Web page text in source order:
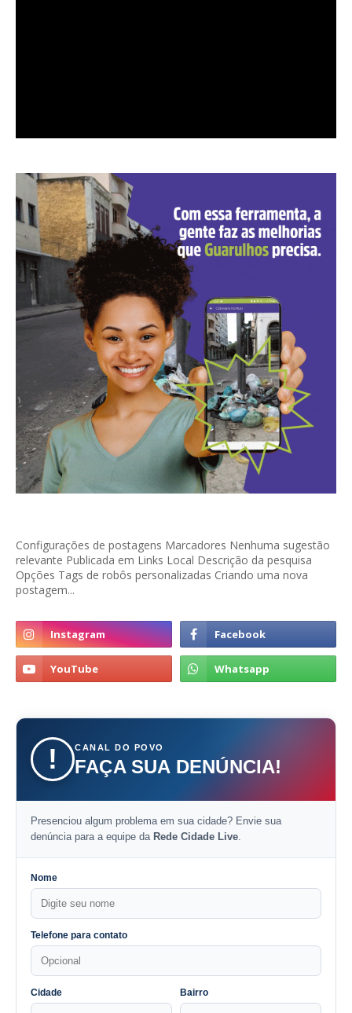
Configurações de postagens Marcadores Nenhuma sugestão
relevante Publicada em Links Local Descrição da pesquisa
Opções Tags de robôs personalizadas Criando uma nova
postagem...
! CANAL DO POVO
FAÇA SUA DENÚNCIA!
Presenciou algum problema em sua cidade? Envie sua
denúncia para a equipe da Rede Cidade Live
Nome
Telefone para contato
Cidade Bairro